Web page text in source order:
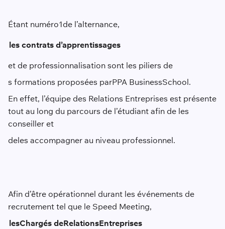
Étant numéro1de l’alternance,
les contrats d’apprentissages
et de professionnalisation sont les piliers de
s formations proposées parPPA BusinessSchool.
En effet, l’équipe des Relations Entreprises est présente
tout au long du parcours de l’étudiant afin de les
conseiller et
deles accompagner au niveau professionnel.
Afin d’être opérationnel durant les événements de
recrutement tel que le Speed Meeting,
lesChargés deRelationsEntreprises